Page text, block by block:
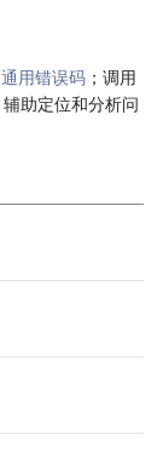
通用错误码 ；调用
辅助定位和分析问